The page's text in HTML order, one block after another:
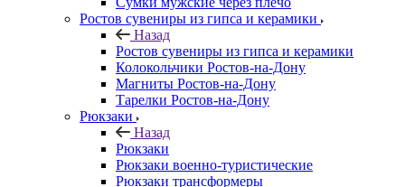
Ростов сувениры из гипса и керамики
Назад
Ростов сувениры из гипса и керамики
Колокольчики Ростов-на-Дону
Магниты Ростов-на-Дону
Тарелки Ростов-на-Дону
Рюкзаки
Назад
Рюкзаки
Рюкзаки военно-туристические
Рюкзаки трансформеры